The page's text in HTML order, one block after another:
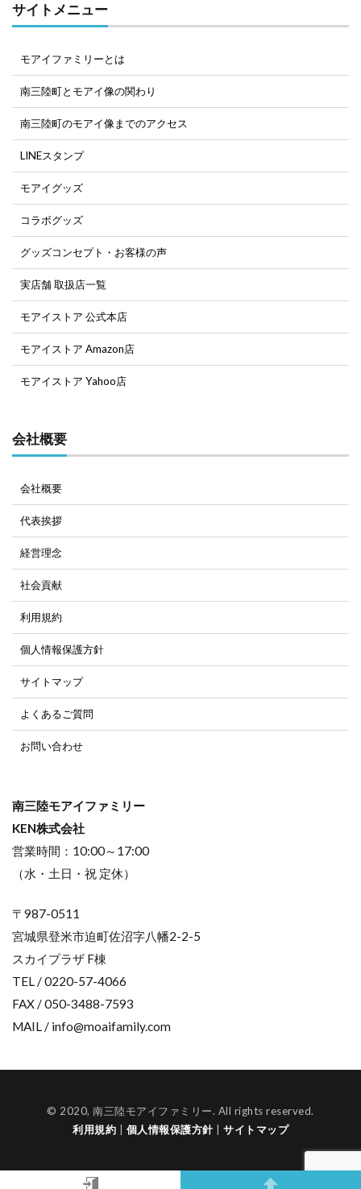
サイトメニュー
モアイファミリーとは
南三陸町とモアイ像の関わり
南三陸町のモアイ像までのアクセス
LINEスタンプ
モアイグッズ
コラボグッズ
グッズコンセプト・お客様の声
実店舗 取扱店一覧
モアイストア 公式本店
モアイストア Amazon店
モアイストア Yahoo店
会社概要
会社概要
代表挨拶
経営理念
社会貢献
利用規約
個人情報保護方針
サイトマップ
よくあるご質問
お問い合わせ
南三陸モアイファミリー
KEN株式会社
営業時間：10:00～17:00
（水・土日・祝 定休）
〒987-0511
宮城県登米市迫町佐沼字八幡2-2-5
スカイプラザ F棟
TEL / 0220-57-4066
FAX / 050-3488-7593
MAIL / info@moaifamily.com
© 2020, 南三陸モアイファミリー. All rights reserved.
利用規約
個人情報保護方針 サイトマップ